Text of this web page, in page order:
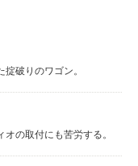
破りのワゴン。
の取付にも苦労する。